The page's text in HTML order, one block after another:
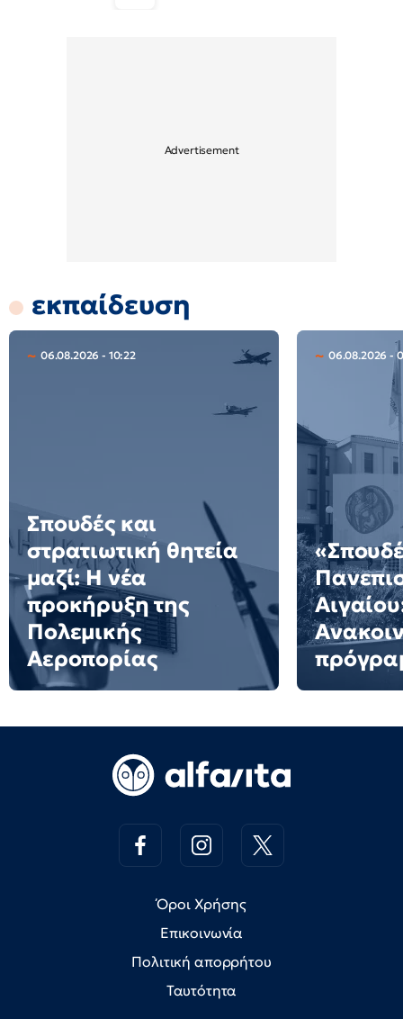
εκπαίδευση
06.08.2026 - 10:22
Σπουδές και
στρατιωτική θητεία
μαζί: Η νέα
προκήρυξη της
Πολεμικής
Αεροπορίας
06.08.2026 -
Όροι Χρήσης
Επικοινωνία
Πολιτική απορρήτου
Ταυτότητα